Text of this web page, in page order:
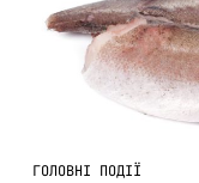
ГОЛОВНІ ПОДІЇ